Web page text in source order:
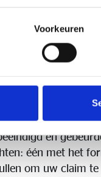
Voorkeuren
bij een
heeft
mijn claim te
een
en
één met het
om uw claim